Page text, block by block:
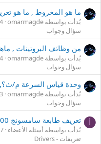
ما هو المخروط , ما هو
بُدأت بواسطة omarmagde 4 يونيو 2024
سؤال وجواب
من وظائف البروتينات ,
بُدأت بواسطة omarmagde 24
سؤال وجواب
وحدة قياس السرعة م/
بُدأت بواسطة omarmagde 23
سؤال وجواب
تعريف طابعة سامسونج scx 4300 الاصدار ويندوز 8
بُدأت بواسطة أسئلة الأعضاء 7 يونيو 2014
تعريفات - Drivers